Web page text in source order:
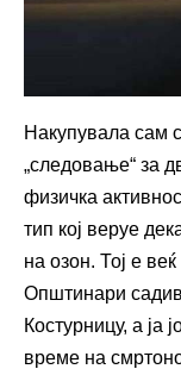
Накупувала сам
„следовање“ за
физичка
тип кој веруе
на озон. Тој е
Општинари
Костурницу, а ја
време на